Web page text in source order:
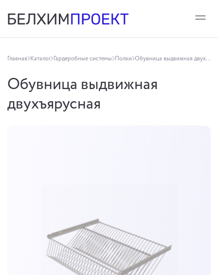
Главная Каталог Гардеробные системы Полки Обувница выдвижная двухъярусная
Обувница выдвижная
двухъярусная